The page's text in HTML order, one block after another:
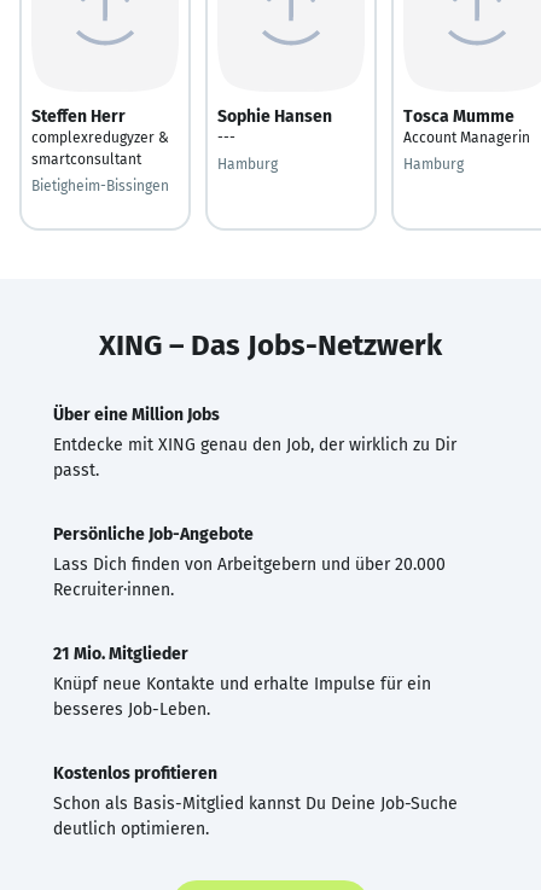
Steffen Herr
complexredugyzer &
smartconsultant
Bietigheim-Bissingen
Sophie Hansen
---
Hamburg
Tosca Mumme
Account Managerin
Hamburg
XING – Das Jobs-Netzwerk
Über eine Million Jobs
Entdecke mit XING genau den Job, der wirklich zu Dir
passt.
Persönliche Job-Angebote
Lass Dich finden von Arbeitgebern und über 20.000
Recruiter·innen.
21 Mio. Mitglieder
Knüpf neue Kontakte und erhalte Impulse für ein
besseres Job-Leben.
Kostenlos profitieren
Schon als Basis-Mitglied kannst Du Deine Job-Suche
deutlich optimieren.